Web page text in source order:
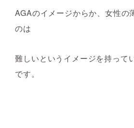
AGAのイメージからか、女性の
のは
難しいというイメージを持って
です。